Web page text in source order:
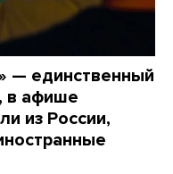
— единственный
в афише
из России,